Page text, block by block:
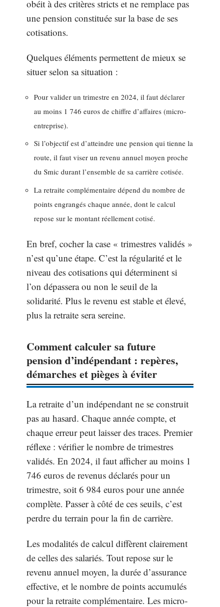
obéit à des critères stricts et ne remplace pas
une pension constituée sur la base de ses
cotisations.
Quelques éléments permettent de mieux se
situer selon sa situation :
Pour valider un trimestre en 2024, il faut déclarer
au moins 1 746 euros de chiffre d’affaires (micro-
entreprise).
Si l’objectif est d’atteindre une pension qui tienne la
route, il faut viser un revenu annuel moyen proche
du Smic durant l’ensemble de sa carrière cotisée.
La retraite complémentaire dépend du nombre de
points engrangés chaque année, dont le calcul
repose sur le montant réellement cotisé.
En bref, cocher la case « trimestres validés »
n’est qu’une étape. C’est la régularité et le
niveau des cotisations qui déterminent si
l’on dépassera ou non le seuil de la
solidarité. Plus le revenu est stable et élevé,
plus la retraite sera sereine.
Comment calculer sa future
pension d’indépendant : repères,
démarches et pièges à éviter
La retraite d’un indépendant ne se construit
pas au hasard. Chaque année compte, et
chaque erreur peut laisser des traces. Premier
réflexe : vérifier le nombre de trimestres
validés. En 2024, il faut afficher au moins 1
746 euros de revenus déclarés pour un
trimestre, soit 6 984 euros pour une année
complète. Passer à côté de ces seuils, c’est
perdre du terrain pour la fin de carrière.
Les modalités de calcul diffèrent clairement
de celles des salariés. Tout repose sur le
revenu annuel moyen, la durée d’assurance
effective, et le nombre de points accumulés
pour la retraite complémentaire. Les micro-